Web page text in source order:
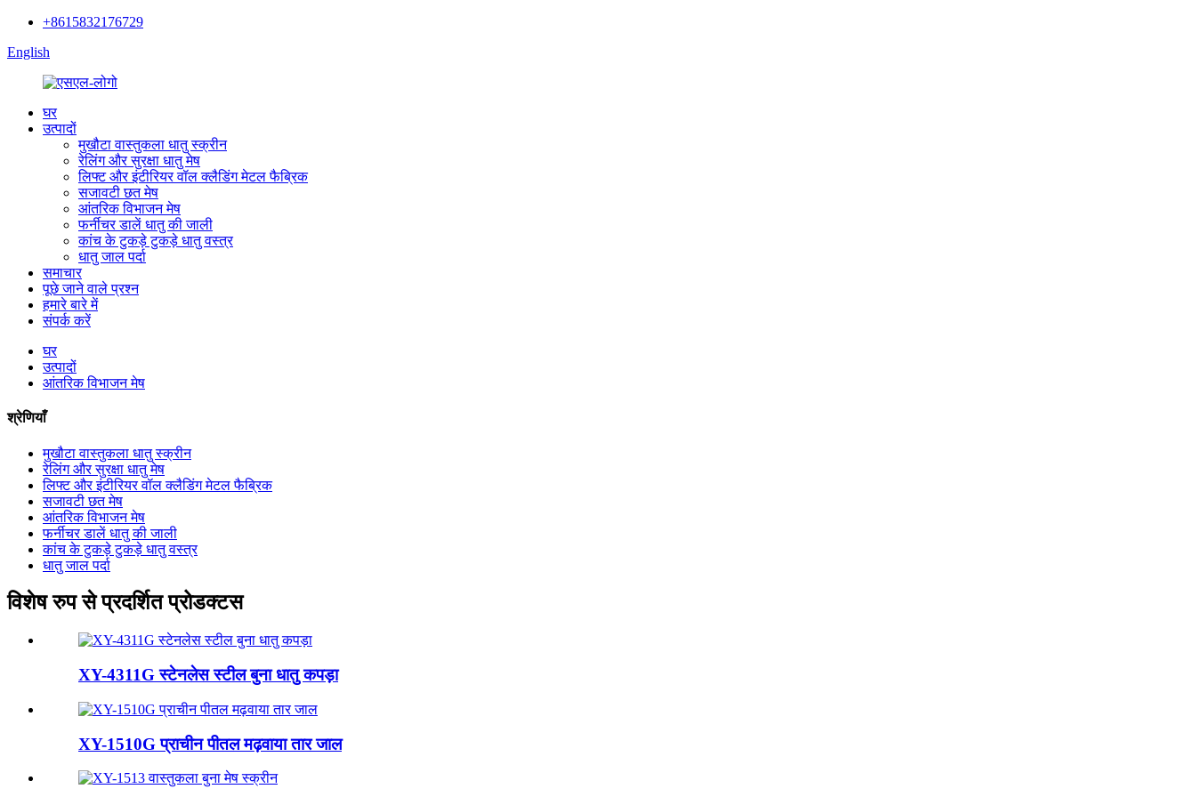
+8615832176729
English
घर
उत्पादों
मुखौटा वास्तुकला धातु स्क्रीन
रेलिंग और सुरक्षा धातु मेष
लिफ्ट और इंटीरियर वॉल क्लैडिंग मेटल फैब्रिक
सजावटी छत मेष
आंतरिक विभाजन मेष
फर्नीचर डालें धातु की जाली
कांच के टुकड़े टुकड़े धातु वस्त्र
धातु जाल पर्दा
समाचार
पूछे जाने वाले प्रश्न
हमारे बारे में
संपर्क करें
घर
उत्पादों
आंतरिक विभाजन मेष
श्रेणियाँ
मुखौटा वास्तुकला धातु स्क्रीन
रेलिंग और सुरक्षा धातु मेष
लिफ्ट और इंटीरियर वॉल क्लैडिंग मेटल फैब्रिक
सजावटी छत मेष
आंतरिक विभाजन मेष
फर्नीचर डालें धातु की जाली
कांच के टुकड़े टुकड़े धातु वस्त्र
धातु जाल पर्दा
विशेष रुप से प्रदर्शित प्रोडक्टस
XY-4311G स्टेनलेस स्टील बुना धातु कपड़ा
XY-1510G प्राचीन पीतल मढ़वाया तार जाल